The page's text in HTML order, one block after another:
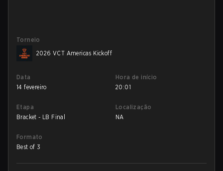
Torneio
2026 VCT Americas Kickoff
Data
14 fevereiro
Hora de início
20:01
Etapa
Bracket - LB Final
Localização
NA
Formato
Best of 3